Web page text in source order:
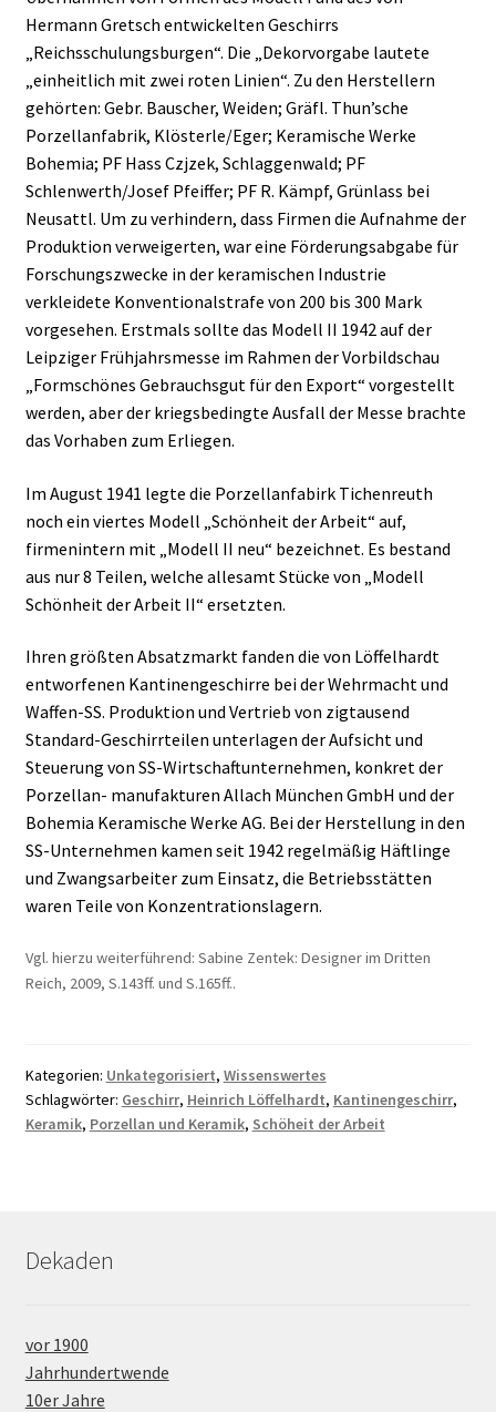
Hermann Gretsch entwickelten Geschirrs
„Reichsschulungsburgen“. Die „Dekorvorgabe lautete
„einheitlich mit zwei roten Linien“. Zu den Herstellern
gehörten: Gebr. Bauscher, Weiden; Gräfl. Thun’sche
Porzellanfabrik, Klösterle/Eger; Keramische Werke
Bohemia; PF Hass Czjzek, Schlaggenwald; PF
Schlenwerth/Josef Pfeiffer; PF R. Kämpf, Grünlass bei
Neusattl. Um zu verhindern, dass Firmen die Aufnahme der
Produktion verweigerten, war eine Förderungsabgabe für
Forschungszwecke in der keramischen Industrie
verkleidete Konventionalstrafe von 200 bis 300 Mark
vorgesehen. Erstmals sollte das Modell II 1942 auf der
Leipziger Frühjahrsmesse im Rahmen der Vorbildschau
„Formschönes Gebrauchsgut für den Export“ vorgestellt
werden, aber der kriegsbedingte Ausfall der Messe brachte
das Vorhaben zum Erliegen.
Im August 1941 legte die Porzellanfabirk Tichenreuth
noch ein viertes Modell „Schönheit der Arbeit“ auf,
firmenintern mit „Modell II neu“ bezeichnet. Es bestand
aus nur 8 Teilen, welche allesamt Stücke von „Modell
Schönheit der Arbeit II“ ersetzten.
Ihren größten Absatzmarkt fanden die von Löffelhardt
entworfenen Kantinengeschirre bei der Wehrmacht und
Waffen-SS. Produktion und Vertrieb von zigtausend
Standard-Geschirrteilen unterlagen der Aufsicht und
Steuerung von SS-Wirtschaftunternehmen, konkret der
Porzellan- manufakturen Allach München GmbH und der
Bohemia Keramische Werke AG. Bei der Herstellung in den
SS-Unternehmen kamen seit 1942 regelmäßig Häftlinge
und Zwangsarbeiter zum Einsatz, die Betriebsstätten
waren Teile von Konzentrationslagern.
Vgl. hierzu weiterführend: Sabine Zentek: Designer im Dritten
Reich, 2009, S.143ff. und S.165ff..
Kategorien: Unkategorisiert, Wissenswertes
Schlagwörter: Geschirr, Heinrich Löffelhardt, Kantinengeschirr,
Keramik, Porzellan und Keramik, Schöheit der Arbeit
Dekaden
vor 1900
Jahrhundertwende
10er Jahre